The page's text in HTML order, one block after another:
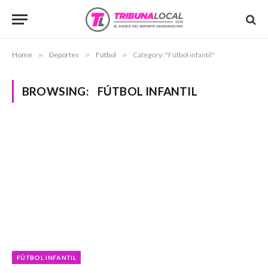
Home » Deportes » Fútbol » Category: "Fútbol infantil"
BROWSING: FÚTBOL INFANTIL
FÚTBOL INFANTIL